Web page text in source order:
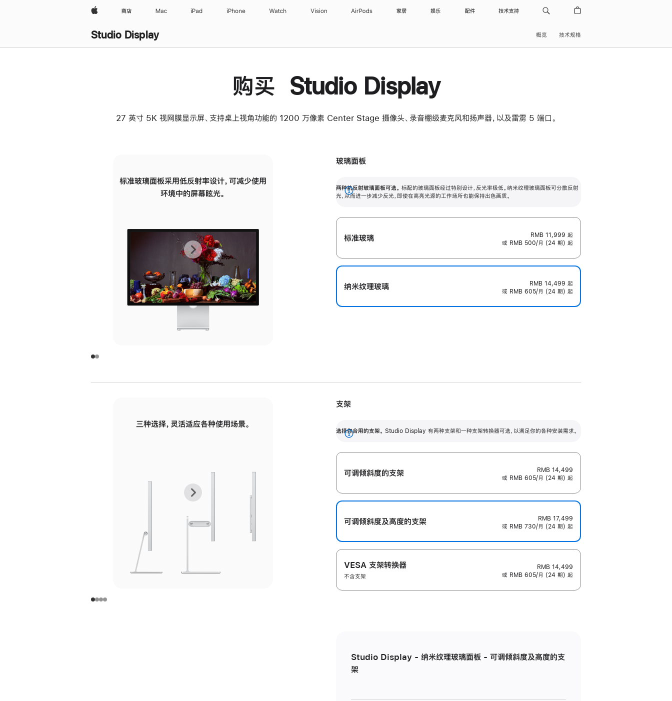
Apple 商店 Mac iPad iPhone Watch Vision AirPods 家居 娱乐 配件 技术支持
Studio Display 概览 技术规格
购买 Studio Display
27 英寸 5K 视网膜显示屏、支持桌上视角功能的 1200 万像素 Center Stage 摄像头、录音棚级麦克风和扬声器，以及雷雳 5 端口。
标准玻璃面板采用低反射率设计，可减少使用
环境中的屏幕眩光。
有高亮光源的场所使用，也能保持出色画质。
上
一
张
图
面
下
一
张
图
面
玻璃面板
两种抗反射玻璃面板可选。 标配的玻璃面板经过特别设计，反光率极低。纳米纹理玻璃面板可分散反射
光，从而进一步减少反光，即使在高亮光源的工作场所也能保持出色画质。
展
标准玻璃 RMB 11,999 起
或 RMB 500/月 (24 期) 起
纳米纹理玻璃 RMB 14,499 起
或 RMB 605/月 (24 期) 起
三种选择，灵活适应各种使用场景。
调节范围。
毫米的高度调节范围。
上
张
下
张
支架
选择你合用的支架。 Studio Display 有两种支架和一种支架转换器可选，以满足你的各种安装需求。
展
开
可调倾斜度的支架
RMB 14,499
或 RMB 605/月 (24 期) 起
可调倾斜度及高‍度的支‍架
RMB 17,499
或 RMB 730/月 (24 期) 起
VESA 支架转换器
不含支架
RMB 14,499
或 RMB 605/月 (24 期) 起
Studio Display - 纳米纹理玻璃面板 - 可调倾斜度及高度的支
架